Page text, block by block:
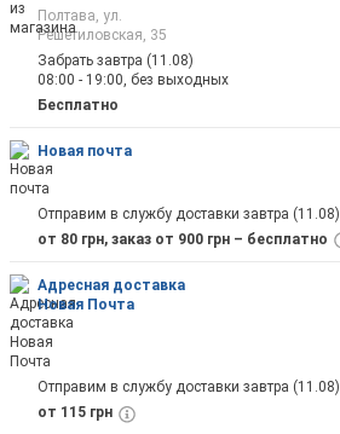
Полтава, ул.
Решетиловская, 35
Забрать завтра (11.08)
08:00 - 19:00, без выходных
Бесплатно
Новая почта
Отправим в службу доставки завтра (11.08)
от 80 грн, заказ от 900 грн – бесплатно
Адресная доставка
Новая Почта
Отправим в службу доставки завтра (11.08)
от 115 грн